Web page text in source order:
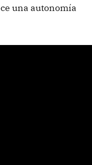
una autonomía